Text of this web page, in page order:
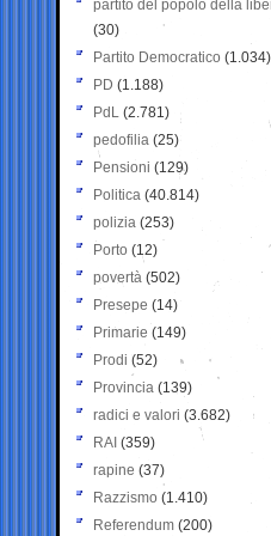
partito del popolo della
(30)
Partito Democratico (1.034)
PD (1.188)
PdL (2.781)
pedofilia (25)
Pensioni (129)
Politica (40.814)
polizia (253)
Porto (12)
povertà (502)
Presepe (14)
Primarie (149)
Prodi (52)
Provincia (139)
radici e valori (3.682)
RAI (359)
rapine (37)
Razzismo (1.410)
Referendum (200)